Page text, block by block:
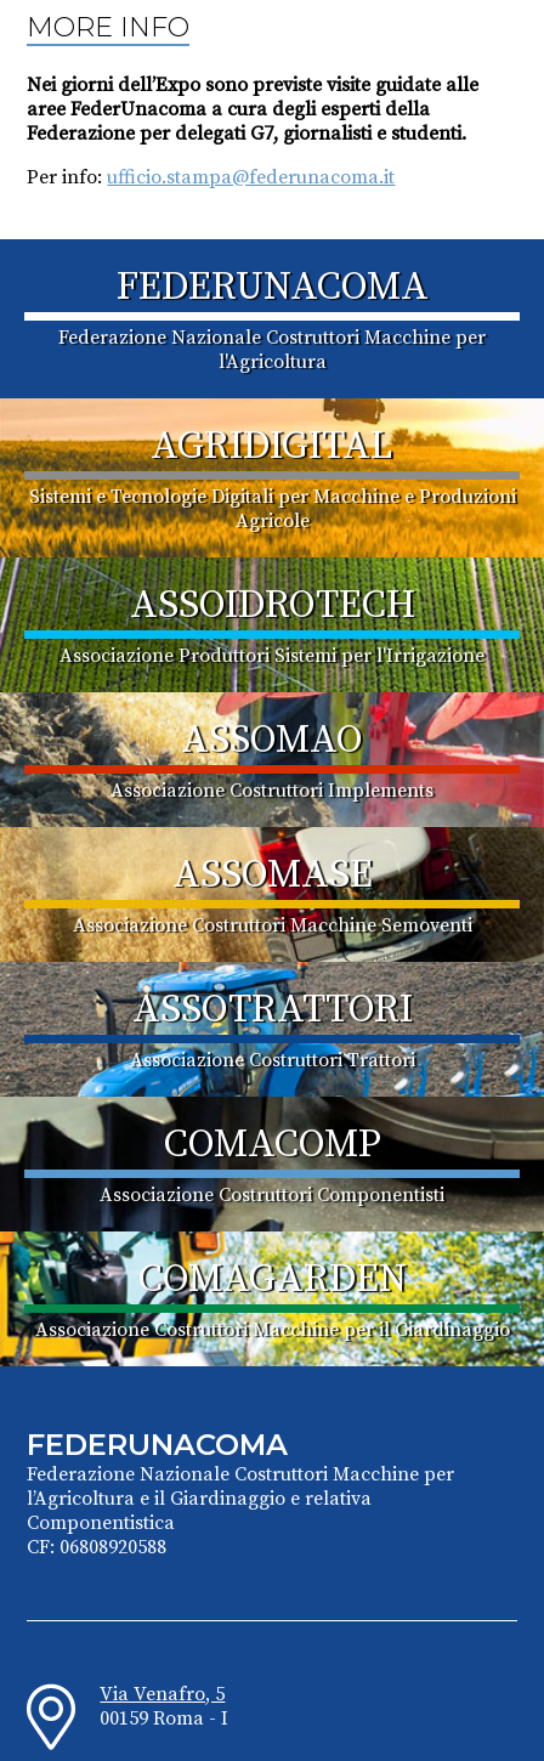
MORE INFO
Nei giorni dell’Expo sono previste visite guidate alle
aree FederUnacoma a cura degli esperti della
Federazione per delegati G7, giornalisti e studenti.
Per info:ufficio.stampa@federunacoma.it
FEDERUNACOMA
Federazione Nazionale Costruttori Macchine per
l'Agricoltura
AGRIDIGITAL
Sistemi e Tecnologie Digitali per Macchine e Produzioni
Agricole
ASSOIDROTECH
Associazione Produttori Sistemi per l'Irrigazione
ASSOMAO
Associazione Costruttori Implements
ASSOMASE
Associazione Costruttori Macchine Semoventi
ASSOTRATTORI
Associazione Costruttori Trattori
COMACOMP
Associazione Costruttori Componentisti
COMAGARDEN
Associazione Costruttori Macchine per il Giardinaggio
FEDERUNACOMA
Federazione Nazionale Costruttori Macchine per
l’Agricoltura e il Giardinaggio e relativa
Componentistica
CF: 06808920588
Via Venafro, 5
00159 Roma - I